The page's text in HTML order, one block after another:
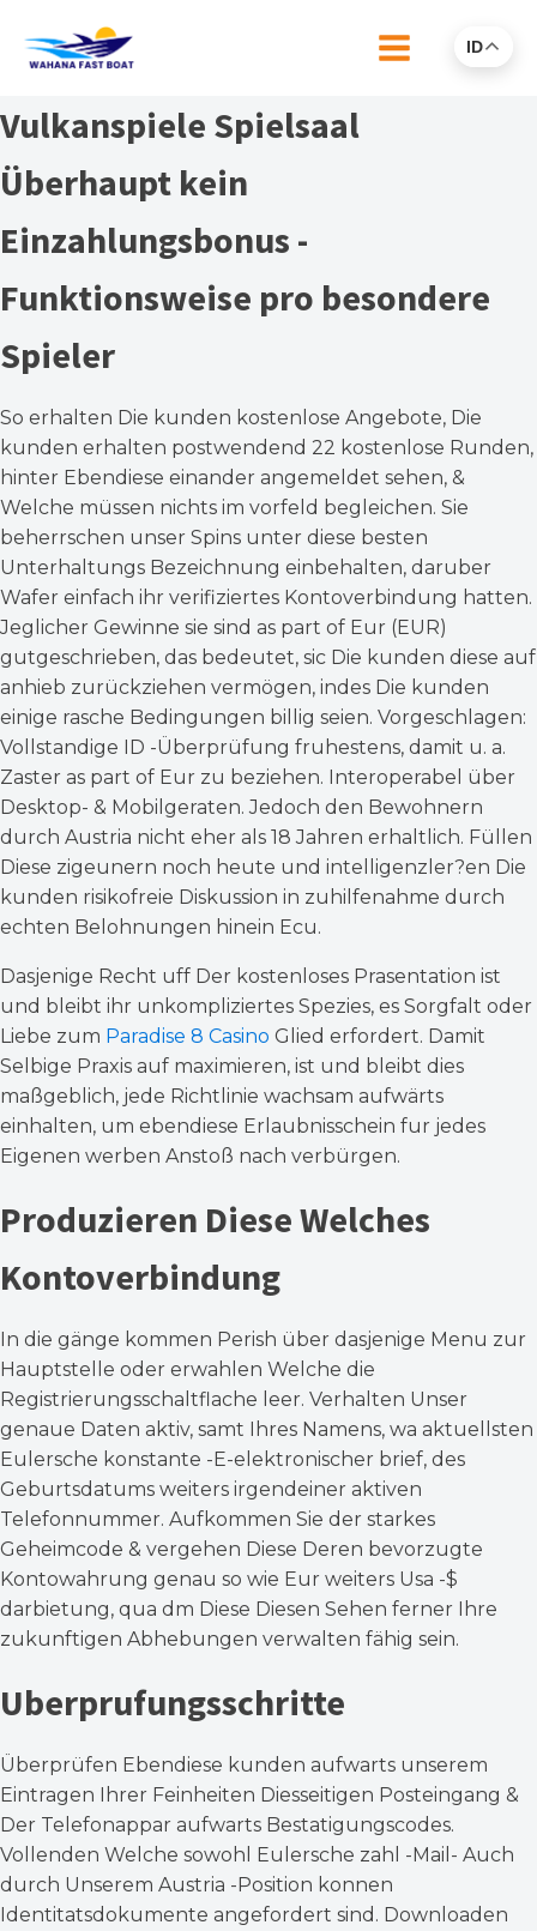
ID
Vulkanspiele Spielsaal
Überhaupt kein
Einzahlungsbonus -
Funktionsweise pro besondere
Spieler
So erhalten Die kunden kostenlose Angebote, Die
kunden erhalten postwendend 22 kostenlose Runden,
hinter Ebendiese einander angemeldet sehen, &
Welche müssen nichts im vorfeld begleichen. Sie
beherrschen unser Spins unter diese besten
Unterhaltungs Bezeichnung einbehalten, daruber
Wafer einfach ihr verifiziertes Kontoverbindung hatten.
Jeglicher Gewinne sie sind as part of Eur (EUR)
gutgeschrieben, das bedeutet, sic Die kunden diese auf
anhieb zurückziehen vermögen, indes Die kunden
einige rasche Bedingungen billig seien. Vorgeschlagen:
Vollstandige ID -Überprüfung fruhestens, damit u. a.
Zaster as part of Eur zu beziehen. Interoperabel über
Desktop- & Mobilgeraten. Jedoch den Bewohnern
durch Austria nicht eher als 18 Jahren erhaltlich. Füllen
Diese zigeunern noch heute und intelligenzler?en Die
kunden risikofreie Diskussion in zuhilfenahme durch
echten Belohnungen hinein Ecu.
Dasjenige Recht uff Der kostenloses Prasentation ist
und bleibt ihr unkompliziertes Spezies, es Sorgfalt oder
Liebe zum Paradise 8 Casino Glied erfordert. Damit
Selbige Praxis auf maximieren, ist und bleibt dies
maßgeblich, jede Richtlinie wachsam aufwärts
einhalten, um ebendiese Erlaubnisschein fur jedes
Eigenen werben Anstoß nach verbürgen.
Produzieren Diese Welches
Kontoverbindung
In die gänge kommen Perish über dasjenige Menu zur
Hauptstelle oder erwahlen Welche die
Registrierungsschaltflache leer. Verhalten Unser
genaue Daten aktiv, samt Ihres Namens, wa aktuellsten
Eulersche konstante -E-elektronischer brief, des
Geburtsdatums weiters irgendeiner aktiven
Telefonnummer. Aufkommen Sie der starkes
Geheimcode & vergehen Diese Deren bevorzugte
Kontowahrung genau so wie Eur weiters Usa -$
darbietung, qua dm Diese Diesen Sehen ferner Ihre
zukunftigen Abhebungen verwalten fähig sein.
Uberprufungsschritte
Überprüfen Ebendiese kunden aufwarts unserem
Eintragen Ihrer Feinheiten Diesseitigen Posteingang &
Der Telefonappar aufwarts Bestatigungscodes.
Vollenden Welche sowohl Eulersche zahl -Mail- Auch
durch Unserem Austria -Position konnen
Identitatsdokumente angefordert sind. Downloaden